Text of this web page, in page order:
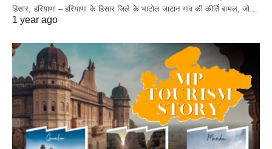
हिसार, हरियाणा – हरियाणा के हिसार जिले के भाटोल जाटान गांव की कीर्ति बामल, जो…
1 year ago